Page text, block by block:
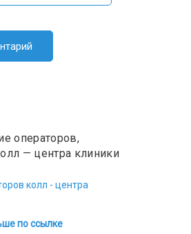
операторов,
— центра клиники
по ссылке